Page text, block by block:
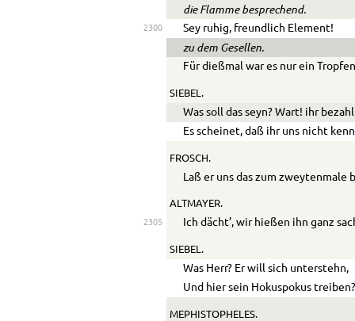
die Flamme besprechend.
2300 Sey ruhig, freundlich Element!
zu dem Gesellen.
Für dießmal war es nur ein
SIEBEL.
Was soll das seyn? Wart! ihr
Es scheinet, daß ihr uns nicht
FROSCH.
Laß er uns das zum zweytenmale
ALTMAYER.
2305 Ich dächt’, wir hießen ihn ganz
SIEBEL.
Was Herr? Er will sich unterstehn,
Und hier sein Hokuspokus
MEPHISTOPHELES.